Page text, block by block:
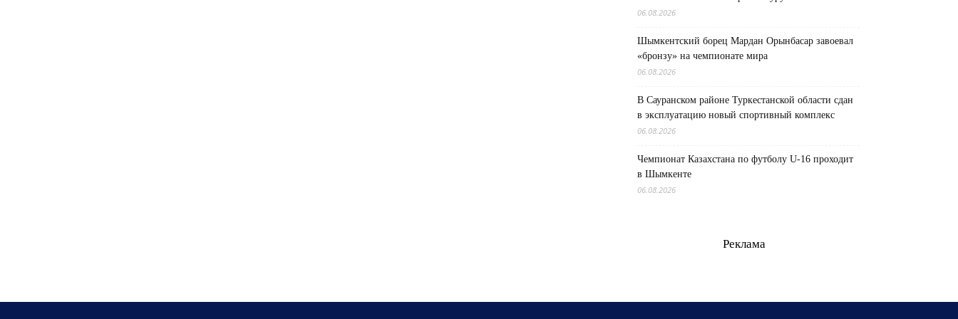
06.08.2026
Шымкентский борец Мардан Орынбасар завоевал
«бронзу» на чемпионате мира
06.08.2026
В Сауранском районе Туркестанской области сдан
в эксплуатацию новый спортивный комплекс
06.08.2026
Чемпионат Казахстана по футболу U-16 проходит
в Шымкенте
06.08.2026
Реклама